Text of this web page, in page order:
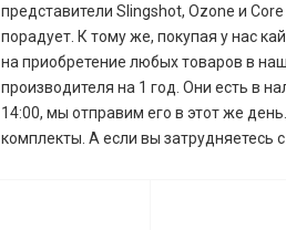
представители Slingshot, Ozone и
порадует. К тому же, покупая у нас
на приобретение любых товаров в
производителя на 1 год. Они есть в
14:00, мы отправим его в этот же
комплекты. А если вы затрудняетесь